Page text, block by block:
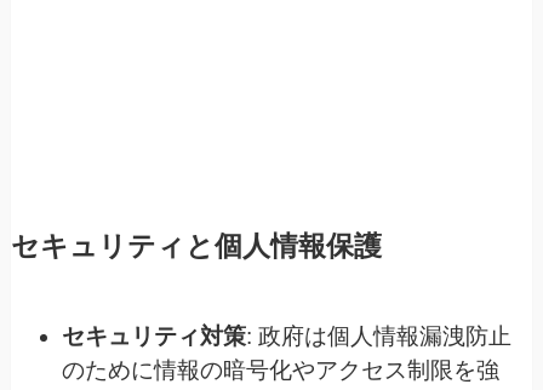
セキュリティと個人情報保護
セキュリティ対策: 政府は個人情報漏洩防止
のために情報の暗号化やアクセス制限を強